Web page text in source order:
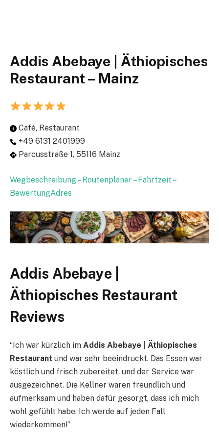
Addis Abebaye | Äthiopisches
Restaurant – Mainz
Café, Restaurant
+49 6131 2401999
Parcusstraße 1, 55116 Mainz
Wegbeschreibung – Routenplaner – Fahrtzeit –
BewertungAdres
Addis Abebaye |
Äthiopisches Restaurant
Reviews
“Ich war kürzlich im Addis Abebaye | Äthiopisches
Restaurant und war sehr beeindruckt. Das Essen war
köstlich und frisch zubereitet, und der Service war
ausgezeichnet. Die Kellner waren freundlich und
aufmerksam und haben dafür gesorgt, dass ich mich
wohl gefühlt habe. Ich werde auf jeden Fall
wiederkommen!”